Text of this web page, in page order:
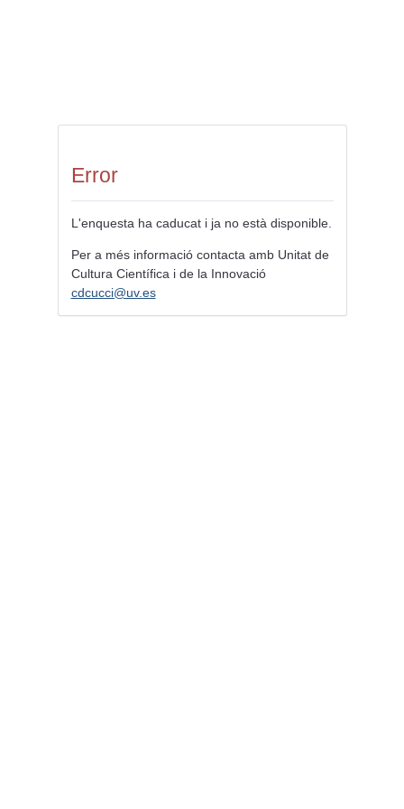
Error
L'enquesta ha caducat i ja no està disponible.
Per a més informació contacta amb Unitat de
Cultura Científica i de la Innovació
cdcucci@uv.es